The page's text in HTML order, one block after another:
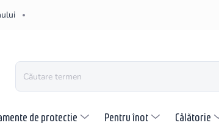
de protectie Pentru înot Călătorie